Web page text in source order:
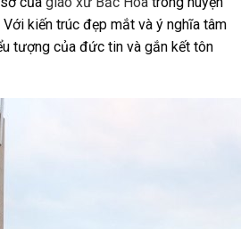
kiến trúc đẹp mắt và ý nghĩa tâm
tượng của đức tin và gắn kết tôn